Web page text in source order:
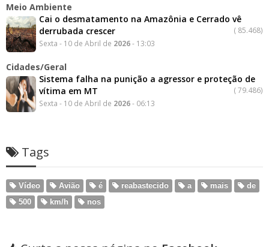
Meio Ambiente
Cai o desmatamento na Amazônia e Cerrado vê
derrubada crescer
( 85.468)
Sexta - 10 de Abril de 2026- 13:03
Cidades/Geral
Sistema falha na punição a agressor e proteção de
vítima em MT
(79.486)
Sexta - 10 de Abril de 2026- 06:13
Tags
Vídeo Avião é reabastecido a mais
de
500
km/h nos